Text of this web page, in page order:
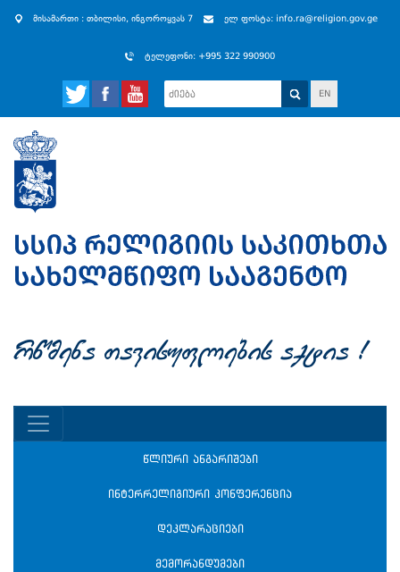
მისამართი : თბილისი, ინგოროყვას 7 ელ ფოსტა: info.ra@religion.gov.ge
ტელეფონი: +995 322 990900
EN
rwmena Tavisuflebis aqtia !
წლიური ანგარიშები
ინტერრელიგიური კონფერენცია
დეკლარაციები
მემორანდუმები